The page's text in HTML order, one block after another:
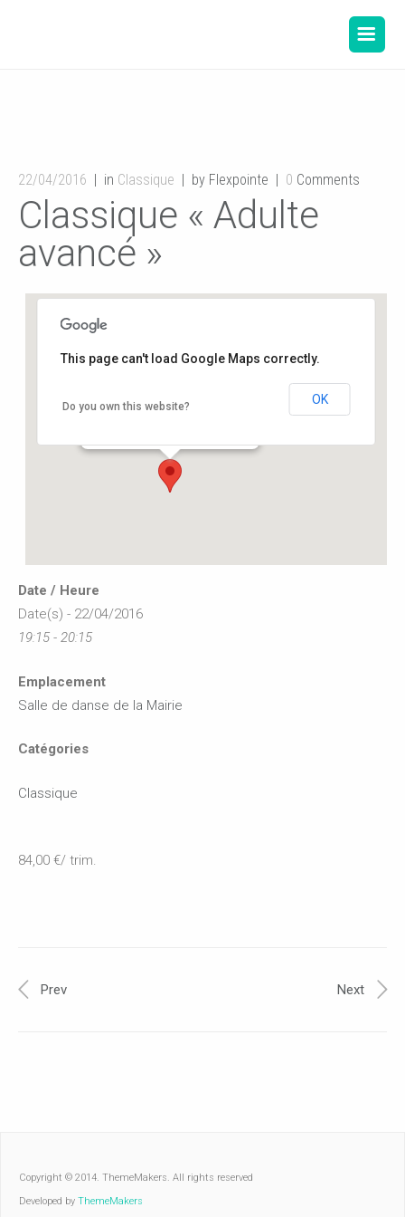
22/04/2016 in Classique by Flexpointe 0 Comments
Classique « Adulte
avancé »
Salle de danse de la Mairie
12, rue de l'hôtel de ville - Buxerolles
This page can't load Google Maps correctly.
Do you own this website?
OK
Date / Heure
Date(s) - 22/04/2016
19:15 - 20:15
Emplacement
Salle de danse de la Mairie
Catégories
Classique
84,00 €/ trim.
Prev Next
Copyright © 2014. ThemeMakers. All rights reserved
Developed by ThemeMakers